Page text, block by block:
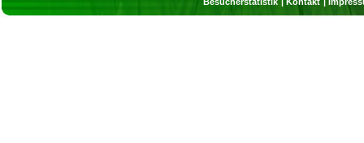
Besucherstatistik Kontakt